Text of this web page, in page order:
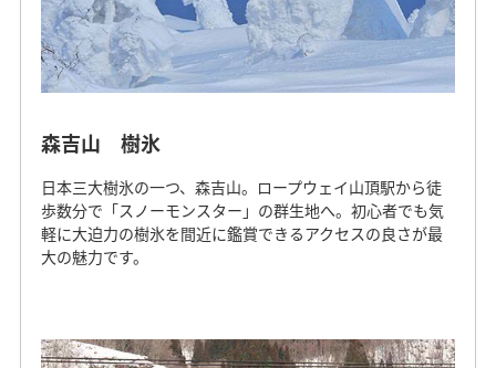
森吉山 樹氷
日本三大樹氷の一つ、森吉山。ロープウェイ山頂駅から徒
歩数分で「スノーモンスター」の群生地へ。初心者でも気
軽に大迫力の樹氷を間近に鑑賞できるアクセスの良さが最
大の魅力です。